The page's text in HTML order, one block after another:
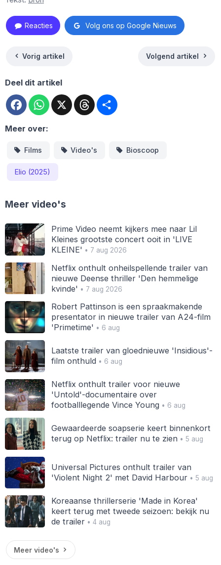
Reacties Volg ons op Google Nieuws
Vorig artikel Volgend artikel
Deel dit artikel
FacebookWhatsApp
X Threads
Meer over:
Films Video's Bioscoop
Elio (2025)
Meer video's
Prime Video neemt kijkers mee naar Lil
Kleines grootste concert ooit in 'LIVE
KLEINE' • 7 aug 2026
Netflix onthult onheilspellende trailer van
nieuwe Deense thriller 'Den hemmelige
kvinde' • 7 aug 2026
Robert Pattinson is een spraakmakende
presentator in nieuwe trailer van A24-film
'Primetime' • 6 aug
Laatste trailer van gloednieuwe 'Insidious'-
film onthuld • 6 aug
Netflix onthult trailer voor nieuwe
'Untold'-documentaire over
footballlegende Vince Young• 6 aug
Gewaardeerde soapserie keert binnenkort
terug op Netflix: trailer nu te zien• 5 aug
Universal Pictures onthult trailer van
'Violent Night 2' met David Harbour• 5 aug
Koreaanse thrillerserie 'Made in Korea'
keert terug met tweede seizoen: bekijk nu
de trailer• 4 aug
Meer video's